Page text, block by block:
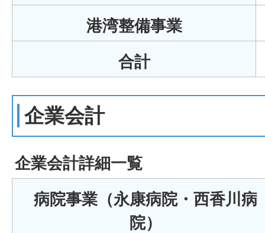
港湾整備事業
合計
企業会計
企業会計詳細一覧
病院事業（永康病院・西香川病
院）